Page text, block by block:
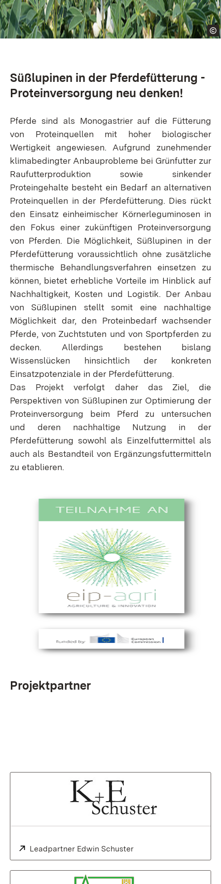
Süßlupinen in der Pferdefütterung -
Proteinversorgung neu denken!
Pferde sind als Monogastrier auf die Fütterung
von Proteinquellen mit hoher biologischer
Wertigkeit angewiesen. Aufgrund zunehmender
klimabedingter Anbauprobleme bei Grünfutter zur
Raufutterproduktion sowie sinkender
Proteingehalte besteht ein Bedarf an alternativen
Proteinquellen in der Pferdefütterung. Dies rückt
den Einsatz einheimischer Körnerleguminosen in
den Fokus einer zukünftigen Proteinversorgung
von Pferden. Die Möglichkeit, Süßlupinen in der
Pferdefütterung voraussichtlich ohne zusätzliche
thermische Behandlungsverfahren einsetzen zu
können, bietet erhebliche Vorteile im Hinblick auf
Nachhaltigkeit, Kosten und Logistik. Der Anbau
von Süßlupinen stellt somit eine nachhaltige
Möglichkeit dar, den Proteinbedarf wachsender
Pferde, von Zuchtstuten und von Sportpferden zu
decken. Allerdings bestehen bislang
Wissenslücken hinsichtlich der konkreten
Einsatzpotenziale in der Pferdefütterung.
Das Projekt verfolgt daher das Ziel, die
Perspektiven von Süßlupinen zur Optimierung der
Proteinversorgung beim Pferd zu untersuchen
und deren nachhaltige Nutzung in der
Pferdefütterung sowohl als Einzelfuttermittel als
auch als Bestandteil von Ergänzungsfuttermitteln
zu etablieren.
Projektpartner
Extern:
Leadpartner Edwin Schuster